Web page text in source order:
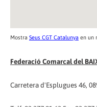
Mostra Seus CGT Catalunya en un
Federació Comarcal del
Carretera d'Esplugues 46,